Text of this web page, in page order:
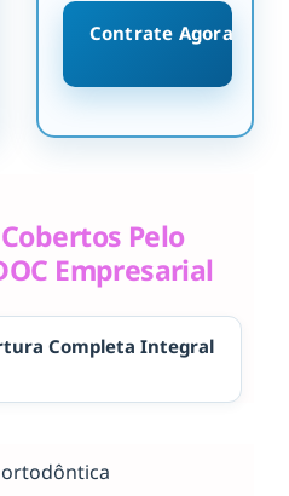
Contrate Agora
Pelo
Empresarial
Completa Integral